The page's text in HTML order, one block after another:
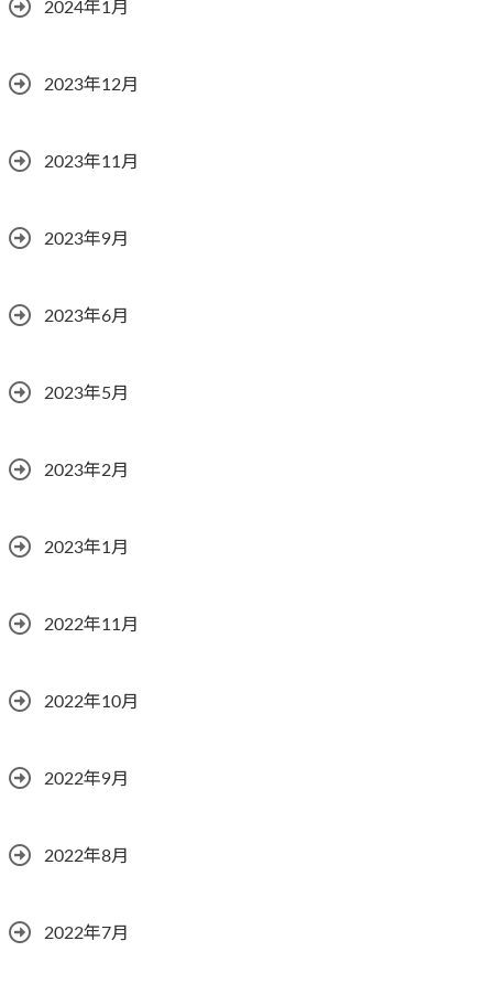
2024年1月
2023年12月
2023年11月
2023年9月
2023年6月
2023年5月
2023年2月
2023年1月
2022年11月
2022年10月
2022年9月
2022年8月
2022年7月